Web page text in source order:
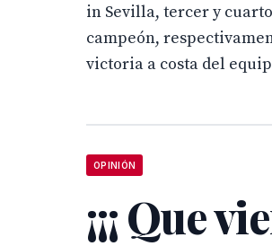
in Sevilla, tercer y
campeón,
victoria a costa del
OPINIÓN
¡¡¡ Que